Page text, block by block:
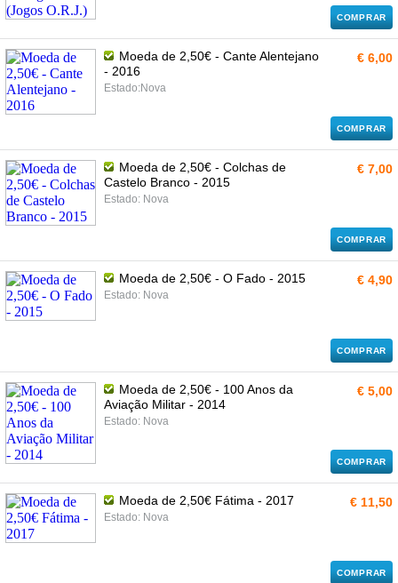
COMPRAR
Moeda de 2,50€ - Cante Alentejano
- 2016
Estado:Nova
€ 6,00
COMPRAR
Moeda de 2,50€ - Colchas de
Castelo Branco - 2015
Estado: Nova
€ 7,00
COMPRAR
Moeda de 2,50€ - O Fado - 2015
Estado: Nova
€ 4,90
COMPRAR
Moeda de 2,50€ - 100 Anos da
Aviação Militar - 2014
Estado: Nova
€ 5,00
COMPRAR
Moeda de 2,50€ Fátima - 2017
Estado: Nova
€ 11,50
COMPRAR